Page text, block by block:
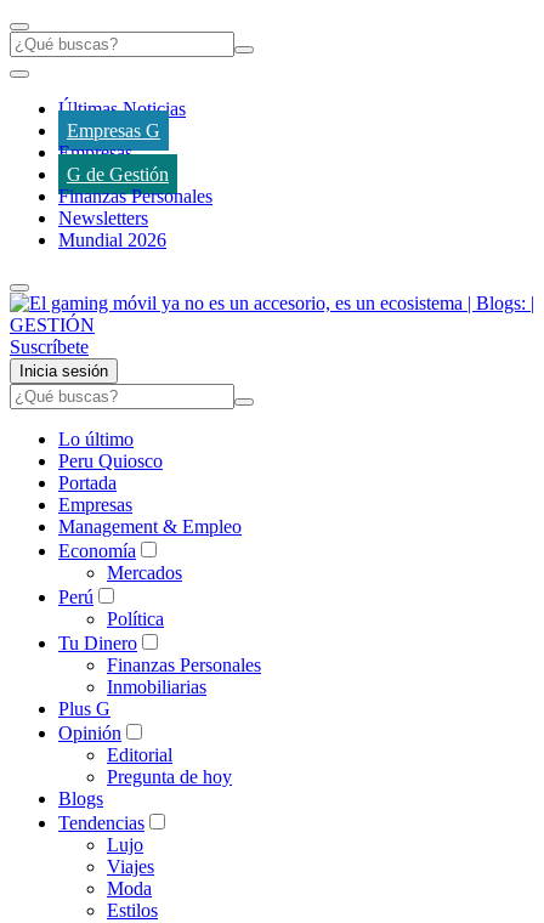
Últimas Noticias
Empresas G
Empresas
G de Gestión
Finanzas Personales
Newsletters
Mundial 2026
Suscríbete
Inicia sesión
Lo último
Peru Quiosco
Portada
Empresas
Management & Empleo
Economía
Mercados
Perú
Política
Tu Dinero
Finanzas Personales
Inmobiliarias
Plus G
Opinión
Editorial
Pregunta de hoy
Blogs
Tendencias
Lujo
Viajes
Moda
Estilos